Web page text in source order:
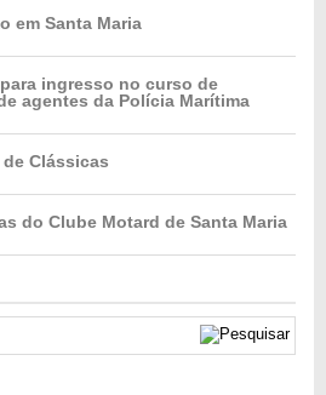
em Santa Maria
ingresso no curso de
agentes da Polícia Marítima
de Clássicas
do Clube Motard de Santa Maria